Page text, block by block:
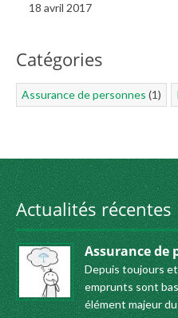
18 avril 2017
Catégories
Assurance de personnes (1)
Actualités récentes
Assurance de
Depuis toujours
emprunts sont
élément majeur